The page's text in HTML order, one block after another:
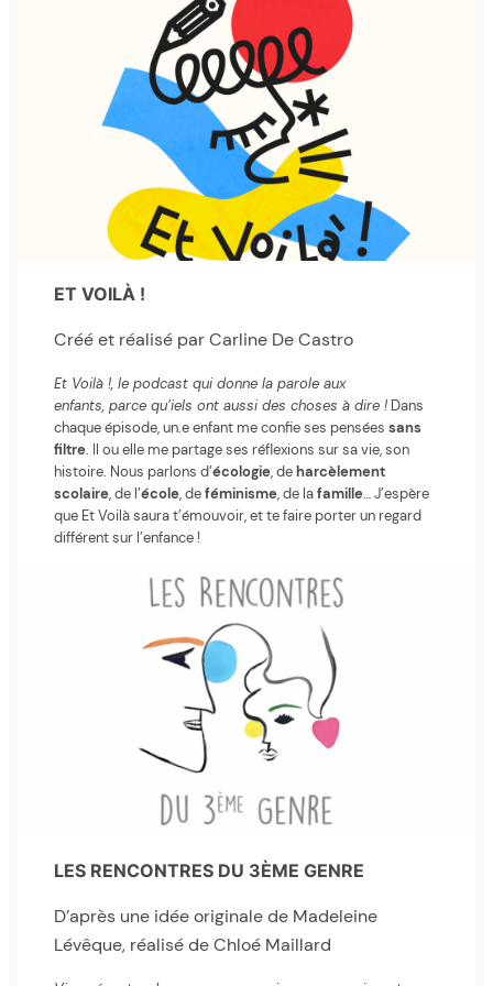
ET VOILÀ !
Créé et réalisé par Carline De Castro
Et Voilà !, le podcast qui donne la parole aux
enfants, parce qu’iels ont aussi des choses à dire ! Dans
chaque épisode, un.e enfant me confie ses penséessans
filtre. Il ou elle me partage ses réflexions sur sa vie, son
histoire. Nous parlons d’écologie, deharcèlement
scolaire, de l’école, deféminisme, de lafamille… J’espère
que Et Voilà saura t’émouvoir, et te faire porter un regard
différent sur l’enfance !
LES RENCONTRES DU 3ÈME GENRE
D’après une idée originale de Madeleine
Lévêque, réalisé de Chloé Maillard